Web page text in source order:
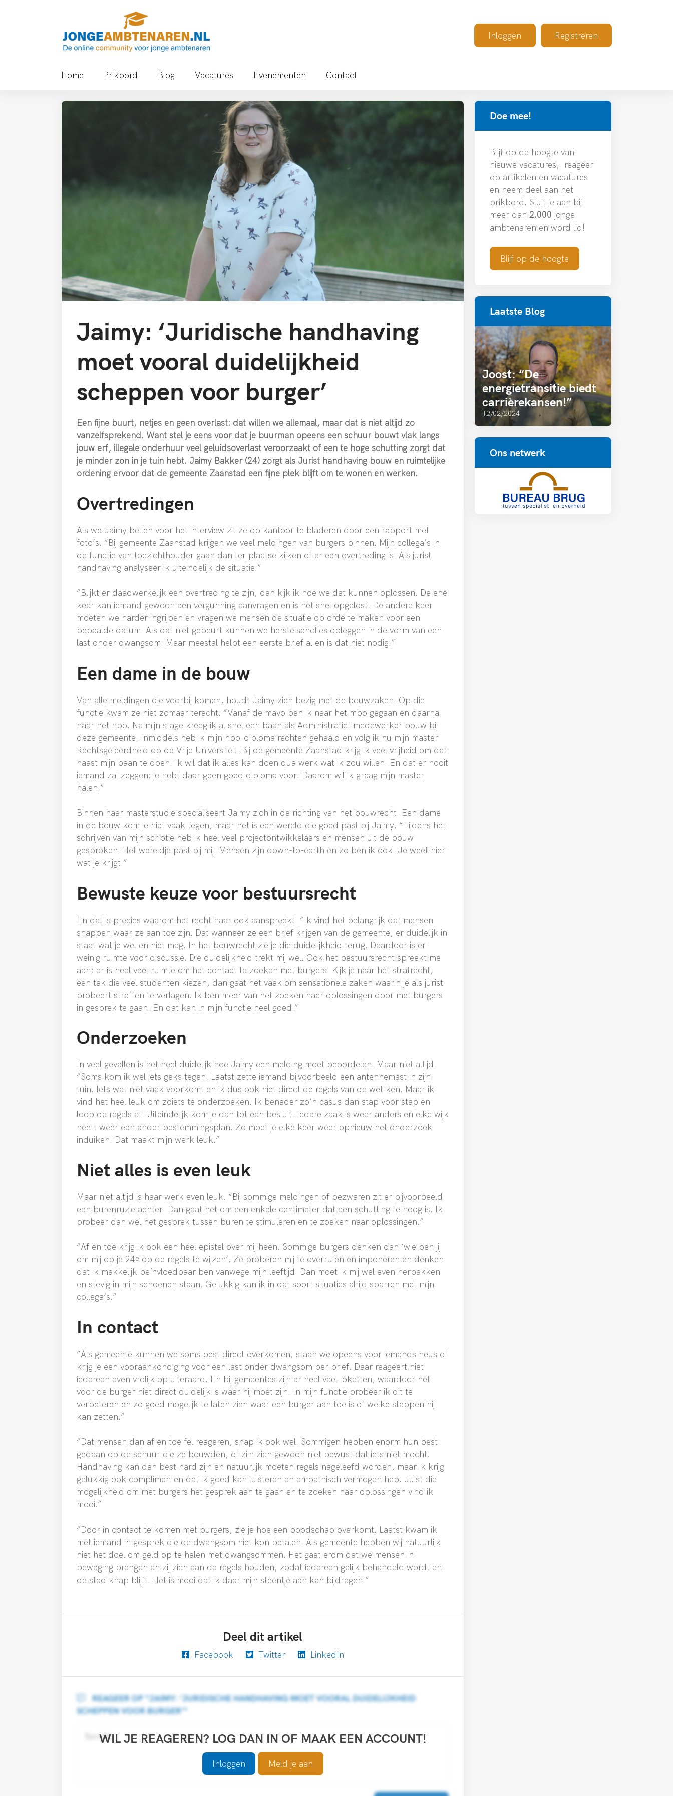
Inloggen Registreren
Home Prikbord Blog Vacatures Evenementen Contact
Jaimy: ‘Juridische handhaving
moet vooral duidelijkheid
scheppen voor burger’
Een fijne buurt, netjes en geen overlast: dat willen we allemaal, maar dat is niet altijd zo
vanzelfsprekend. Want stel je eens voor dat je buurman opeens een schuur bouwt vlak langs
jouw erf, illegale onderhuur veel geluidsoverlast veroorzaakt of een te hoge schutting zorgt dat
je minder zon in je tuin hebt. Jaimy Bakker (24) zorgt als Jurist handhaving bouw en ruimtelijke
ordening ervoor dat de gemeente Zaanstad een fijne plek blijft om te wonen en werken.
Overtredingen
Als we Jaimy bellen voor het interview zit ze op kantoor te bladeren door een rapport met
foto’s. “Bij gemeente Zaanstad krijgen we veel meldingen van burgers binnen. Mijn collega’s in
de functie van toezichthouder gaan dan ter plaatse kijken of er een overtreding is. Als jurist
handhaving analyseer ik uiteindelijk de situatie.”
“Blijkt er daadwerkelijk een overtreding te zijn, dan kijk ik hoe we dat kunnen oplossen. De ene
keer kan iemand gewoon een vergunning aanvragen en is het snel opgelost. De andere keer
moeten we harder ingrijpen en vragen we mensen de situatie op orde te maken voor een
bepaalde datum. Als dat niet gebeurt kunnen we herstelsancties opleggen in de vorm van een
last onder dwangsom. Maar meestal helpt een eerste brief al en is dat niet nodig.”
Een dame in de bouw
Van alle meldingen die voorbij komen, houdt Jaimy zich bezig met de bouwzaken. Op die
functie kwam ze niet zomaar terecht. “Vanaf de mavo ben ik naar het mbo gegaan en daarna
naar het hbo. Na mijn stage kreeg ik al snel een baan als Administratief medewerker bouw bij
deze gemeente. Inmiddels heb ik mijn hbo-diploma rechten gehaald en volg ik nu mijn master
Rechtsgeleerdheid op de Vrije Universiteit. Bij de gemeente Zaanstad krijg ik veel vrijheid om dat
naast mijn baan te doen. Ik wil dat ik alles kan doen qua werk wat ik zou willen. En dat er nooit
iemand zal zeggen: je hebt daar geen goed diploma voor. Daarom wil ik graag mijn master
halen.”
Binnen haar masterstudie specialiseert Jaimy zich in de richting van het bouwrecht. Een dame
in de bouw kom je niet vaak tegen, maar het is een wereld die goed past bij Jaimy. “Tijdens het
schrijven van mijn scriptie heb ik heel veel projectontwikkelaars en mensen uit de bouw
gesproken. Het wereldje past bij mij. Mensen zijn down-to-earth en zo ben ik ook. Je weet hier
wat je krijgt.”
Bewuste keuze voor bestuursrecht
En dat is precies waarom het recht haar ook aanspreekt: “Ik vind het belangrijk dat mensen
snappen waar ze aan toe zijn. Dat wanneer ze een brief krijgen van de gemeente, er duidelijk in
staat wat je wel en niet mag. In het bouwrecht zie je die duidelijkheid terug. Daardoor is er
weinig ruimte voor discussie. Die duidelijkheid trekt mij wel. Ook het bestuursrecht spreekt me
aan; er is heel veel ruimte om het contact te zoeken met burgers. Kijk je naar het strafrecht,
een tak die veel studenten kiezen, dan gaat het vaak om sensationele zaken waarin je als jurist
probeert straffen te verlagen. Ik ben meer van het zoeken naar oplossingen door met burgers
in gesprek te gaan. En dat kan in mijn functie heel goed.”
Onderzoeken
In veel gevallen is het heel duidelijk hoe Jaimy een melding moet beoordelen. Maar niet altijd.
“Soms kom ik wel iets geks tegen. Laatst zette iemand bijvoorbeeld een antennemast in zijn
tuin. Iets wat niet vaak voorkomt en ik dus ook niet direct de regels van de wet ken. Maar ik
vind het heel leuk om zoiets te onderzoeken. Ik benader zo’n casus dan stap voor stap en
loop de regels af. Uiteindelijk kom je dan tot een besluit. Iedere zaak is weer anders en elke wijk
heeft weer een ander bestemmingsplan. Zo moet je elke keer weer opnieuw het onderzoek
induiken. Dat maakt mijn werk leuk.”
Niet alles is even leuk
Maar niet altijd is haar werk even leuk. “Bij sommige meldingen of bezwaren zit er bijvoorbeeld
een burenruzie achter. Dan gaat het om een enkele centimeter dat een schutting te hoog is. Ik
probeer dan wel het gesprek tussen buren te stimuleren en te zoeken naar oplossingen.”
“Af en toe krijg ik ook een heel epistel over mij heen. Sommige burgers denken dan ‘wie ben jij
om mij op je 24e op de regels te wijzen’. Ze proberen mij te overrulen en imponeren en denken
dat ik makkelijk beïnvloedbaar ben vanwege mijn leeftijd. Dan moet ik mij wel even herpakken
en stevig in mijn schoenen staan. Gelukkig kan ik in dat soort situaties altijd sparren met mijn
collega’s.”
In contact
“Als gemeente kunnen we soms best direct overkomen; staan we opeens voor iemands neus of
krijg je een vooraankondiging voor een last onder dwangsom per brief. Daar reageert niet
iedereen even vrolijk op uiteraard. En bij gemeentes zijn er heel veel loketten, waardoor het
voor de burger niet direct duidelijk is waar hij moet zijn. In mijn functie probeer ik dit te
verbeteren en zo goed mogelijk te laten zien waar een burger aan toe is of welke stappen hij
kan zetten.”
“Dat mensen dan af en toe fel reageren, snap ik ook wel. Sommigen hebben enorm hun best
gedaan op de schuur die ze bouwden, of zijn zich gewoon niet bewust dat iets niet mocht.
Handhaving kan dan best hard zijn en natuurlijk moeten regels nageleefd worden, maar ik krijg
gelukkig ook complimenten dat ik goed kan luisteren en empathisch vermogen heb. Juist die
mogelijkheid om met burgers het gesprek aan te gaan en te zoeken naar oplossingen vind ik
mooi.”
“Door in contact te komen met burgers, zie je hoe een boodschap overkomt. Laatst kwam ik
met iemand in gesprek die de dwangsom niet kon betalen. Als gemeente hebben wij natuurlijk
niet het doel om geld op te halen met dwangsommen. Het gaat erom dat we mensen in
beweging brengen en zij zich aan de regels houden; zodat iedereen gelijk behandeld wordt en
de stad knap blijft. Het is mooi dat ik daar mijn steentje aan kan bijdragen.”
Deel dit artikel
Facebook Twitter LinkedIn
WIL JE REAGEREN? LOG DAN IN OF MAAK EEN ACCOUNT!
Inloggen Meld je aan
REAGEER OP "JAIMY: ‘JURIDISCHE HANDHAVING MOET VOORAL DUIDELIJKHEID
SCHEPPEN VOOR BURGER’"
Doe mee!
Blijf op de hoogte van
nieuwe vacatures, reageer
op artikelen en vacatures
en neem deel aan het
prikbord. Sluit je aan bij
meer dan 2.000 jonge
ambtenaren en word lid!
Blijf op de hoogte
Laatste Blog
Joost: “De
energietransitie biedt
carrièrekansen!”
12/02/2024
Ons netwerk